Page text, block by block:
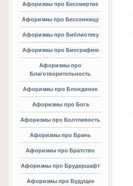
Афоризмы про Бессмертие
Афоризмы про Бессонницу
Афоризмы про Библиотеку
Афоризмы про Биографию
Афоризмы про
Благотворительность
Афоризмы про Блондинок
Афоризмы про Бога
Афоризмы про Болтливость
Афоризмы про Брань
Афоризмы про Братство
Афоризмы про Брудершафт
Афоризмы про Будущее